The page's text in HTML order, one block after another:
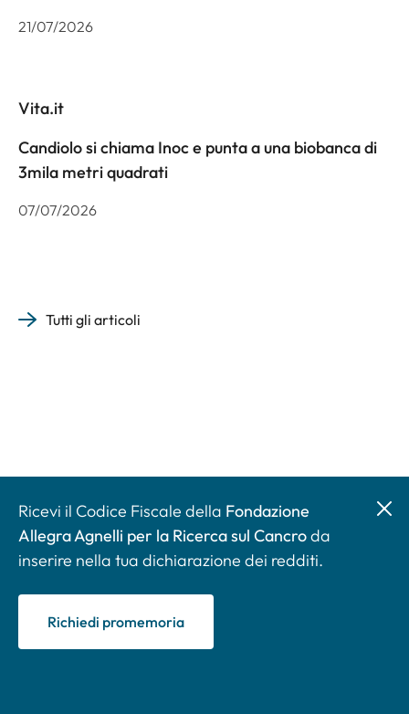
21/07/2026
Vita.it
Candiolo si chiama Inoc e punta a una biobanca di
3mila metri quadrati
07/07/2026
Tutti gli articoli
Ricevi il Codice Fiscale della Fondazione
Allegra Agnelli per la Ricerca sul Cancroda
inserire nella tua dichiarazione dei redditi.
Richiedi promemoria